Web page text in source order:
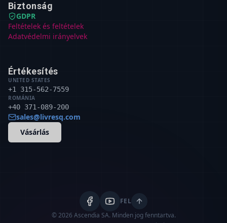
Biztonság
GDPR
Feltételek és feltételek
Adatvédelmi irányelvek
Értékesítés
UNITED STATES
+1 315-562-7559
ROMÁNIA
+40 371-089-200
sales@livresq.com
Vásárlás
FEL
© 2026 Ascendia SA. Minden jog fenntartva.